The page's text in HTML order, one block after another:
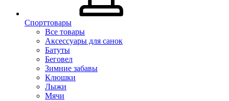
Спорттовары
Все товары
Аксессуары для санок
Батуты
Беговел
Зимние забавы
Клюшки
Лыжи
Мячи